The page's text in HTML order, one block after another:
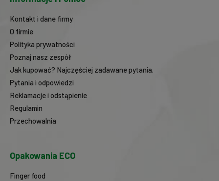
Kontakt i dane firmy
O firmie
Polityka prywatności
Poznaj nasz zespół
Jak kupować? Najczęściej zadawane pytania.
Pytania i odpowiedzi
Reklamacje i odstąpienie
Regulamin
Przechowalnia
Opakowania ECO
Finger food